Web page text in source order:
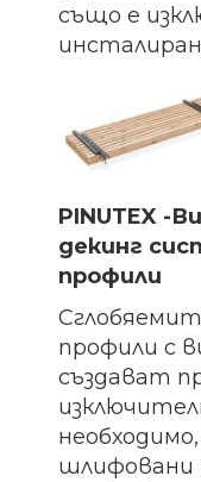
също е
PINUTEX -
декинг
профили
профили с
създават
шлифовани